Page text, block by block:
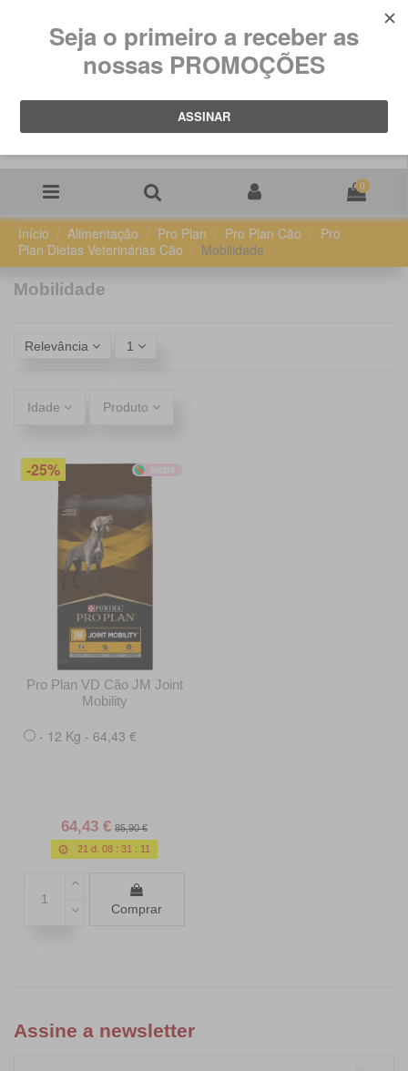
0
Início Alimentação Pro Plan Pro Plan Cão
Pro
Plan Dietas Veterinárias Cão
Mobilidade
Mobilidade
Relevância 1
Idade Produto
-25%
Pro Plan VD Cão JM Joint
Mobility
- 12 Kg - 64,43 €
64,43 € 85,90 €
21 d. 08: 31 : 09
Comprar
Assine a newsletter